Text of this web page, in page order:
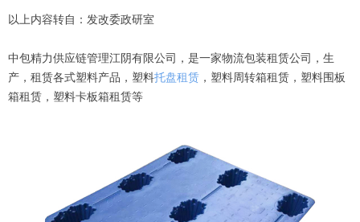
以上内容转自：发改委政研室
中包精力供应链管理江阴有限公司，是一家物流包装租赁公司，生
产，租赁各式塑料产品，塑料托盘租赁 ，塑料周转箱租赁，塑料围板
箱租赁，塑料卡板箱租赁等